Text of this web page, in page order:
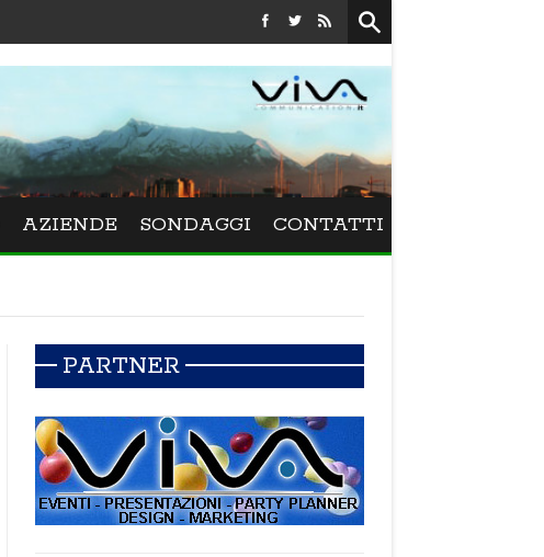
Festival La Versiliana - La direttrice lucchese Beatrice
AZIENDE SONDAGGI CONTATTI
PARTNER